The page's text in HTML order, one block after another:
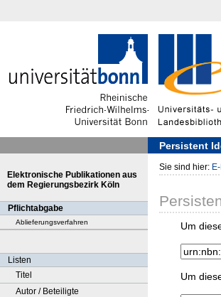
Persistent
Elektronische Publikationen aus
dem Regierungsbezirk Köln
Pflichtabgabe
Ablieferungsverfahren
Listen
Titel
Autor / Beteiligte
Sie sind hier:
Um
Um